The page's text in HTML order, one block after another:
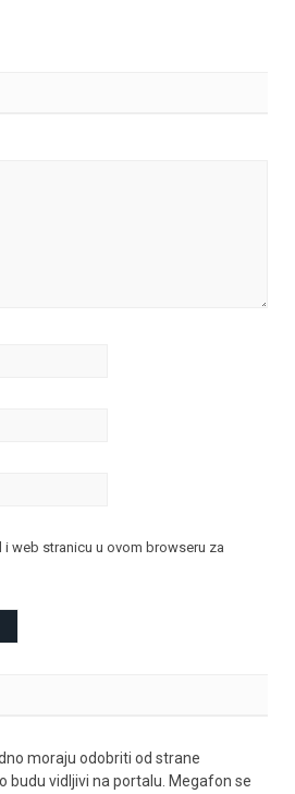
i web stranicu u ovom browseru za
moraju odobriti od strane
budu vidljivi na portalu. Megafon se